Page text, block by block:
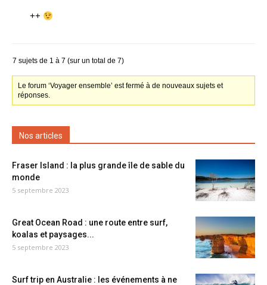
++
7 sujets de 1 à 7 (sur un total de 7)
Le forum ‘Voyager ensemble’ est fermé à de nouveaux sujets et
réponses.
Nos articles
Fraser Island : la plus grande île de sable du
monde
5 septembre 2023
Great Ocean Road : une route entre surf,
koalas et paysages...
5 septembre 2023
Surf trip en Australie : les événements à ne